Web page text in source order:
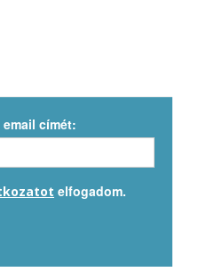
címét:
elfogadom.